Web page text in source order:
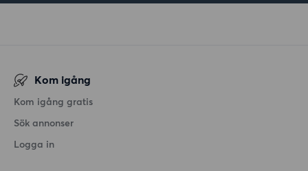
Kom igång
Kom igång gratis
Sök annonser
Logga in